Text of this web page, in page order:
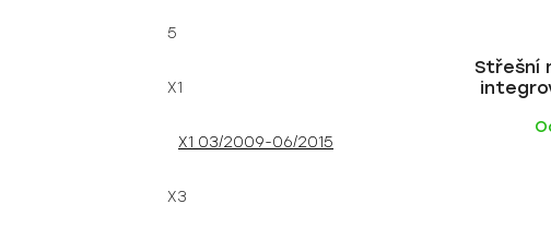
5
X1
X1 03/2009-06/2015
X3
Střešní